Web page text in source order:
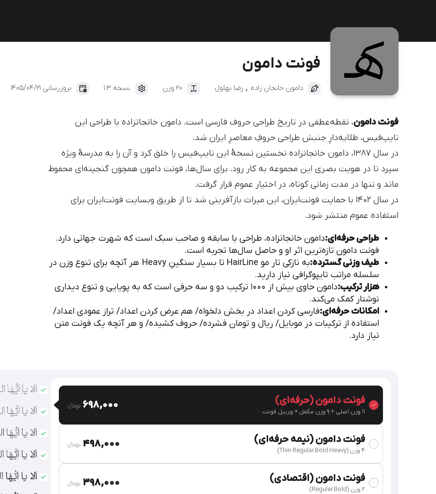
فونت دامون
دامون خانجان زاده رضا بهلول ۲۰ وزن نسخه 1.3 بروزرسانی 1405/04/21
فونت دامون، نقطه‌عطفی در تاریخ طراحی حروف فارسی است. دامون خانجانزاده با طراحی این
تایپ‌فیس، طلایه‌دارِ جنبش طراحی حروفِ معاصرِ ایران شد.
در سال ۱۳۸۷، دامون خانجانزاده نخستین نسخهٔ این تایپ‌فیس را خلق کرد و آن را به مدرسهٔ ویژه
سپرد تا در هویت بصری این مجموعه به کار رود. برای سال‌ها، فونت دامون همچون گنجینه‌ای محفوظ
ماند و تنها در مدت زمانی کوتاه، در اختیار عموم قرار گرفت.
در سال ۱۴۰۲ با حمایت فونت‌ایران، این میراث بازآفرینی شد تا از طریق وبسایت فونت‌ایران برای
استفاده عموم منتشر شود.
طراحی حرفه‌ای:دامون خانجانزاده، طراحی با سابقه و صاحب سبک است که شهرت جهانی دارد.
فونت دامون تازه‌ترین اثر او و حاصل سال‌ها تجربه است.
طیف وزنی گسترده:
به نازکی تار مو HairLine تا بسیار سنگینِ Heavy هر آنچه برای تنوع وزن در
سلسله مراتب تایپوگرافی نیاز دارید.
هزار ترکیب:
دامون حاوی بیش از ۱۰۰۰ ترکیب دو و سه حرفی است که به پویایی و تنوع دیداری
نوشتار کمک می‌کند.
امکانات حرفه‌ای:فارسی کردن اعداد در بخش دلخواه/ هم عرض کردن اعداد/ تراز عمودی اعداد/
استفاده از ترکیبات در موبایل/ ریال و تومان فشرده/ حروف کشیده/ و هر آنچه یک فونت متن
نیاز دارد.
فونت دامون (حرفه‌ای)
۱۱ وزن اصلی + ۹ وزن مکمل + وریبل فونت
698,000 تومان‫ء‬
فونت دامون (نیمه حرفه‌ای)
4 وزن (Thin.Regular.Bold.Heavy)
498,000 تومان‫ء‬
فونت دامون (اقتصادی)
۲ وزن (Regular.Bold)
398,000 تومان‫ء‬